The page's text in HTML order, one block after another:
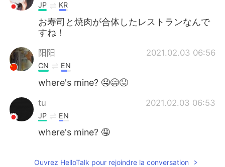
JP KR
お寿司と焼肉が合体したレストランなんで
すね！
阳阳 2021.02.03 06:56
CN EN
where's mine? 🤤😄😝
tu 2021.02.03 06:53
JP EN
where's mine? 🤤
Ouvrez HelloTalk pour rejoindre la conversation